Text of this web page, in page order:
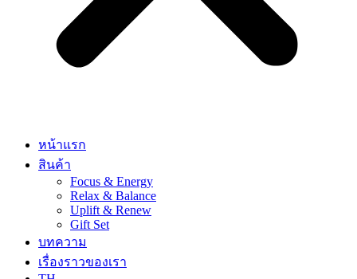
หน้าแรก
สินค้า
Focus & Energy
Relax & Balance
Uplift & Renew
Gift Set
บทความ
เรื่องราวของเรา